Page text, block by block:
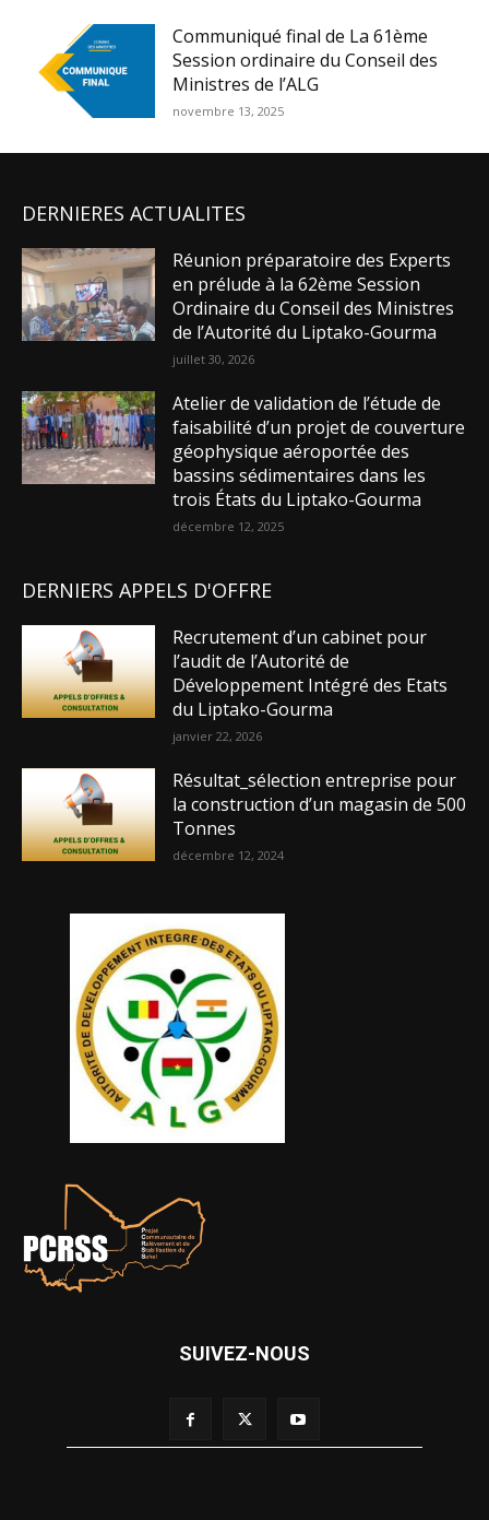
Communiqué final de La 61ème
Session ordinaire du Conseil des
Ministres de l’ALG
novembre 13, 2025
DERNIERES ACTUALITES
Réunion préparatoire des Experts
en prélude à la 62ème Session
Ordinaire du Conseil des Ministres
de l’Autorité du Liptako-Gourma
juillet 30, 2026
Atelier de validation de l’étude de
faisabilité d’un projet de couverture
géophysique aéroportée des
bassins sédimentaires dans les
trois États du Liptako-Gourma
décembre 12, 2025
DERNIERS APPELS D'OFFRE
Recrutement d’un cabinet pour
l’audit de l’Autorité de
Développement Intégré des Etats
du Liptako-Gourma
janvier 22, 2026
Résultat_sélection entreprise pour
la construction d’un magasin de 500
Tonnes
décembre 12, 2024
SUIVEZ-NOUS